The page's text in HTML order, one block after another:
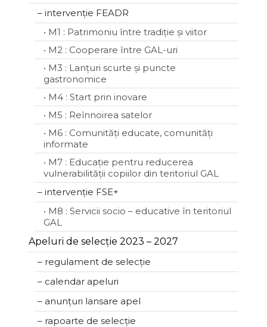
– intervenție FEADR
• M1 : Patrimoniu între tradiție și viitor
• M2 : Cooperare între GAL-uri
• M3 : Lanțuri scurte și puncte
gastronomice
• M4 : Start prin inovare
• M5 : Reînnoirea satelor
• M6 : Comunități educate, comunități
informate
• M7 : Educație pentru reducerea
vulnerabilității copiilor din teritoriul GAL
– intervenție FSE+
• M8 : Servicii socio – educative în teritoriul
GAL
Apeluri de selecție 2023 – 2027
– regulament de selecție
– calendar apeluri
– anunțuri lansare apel
– rapoarte de selecție